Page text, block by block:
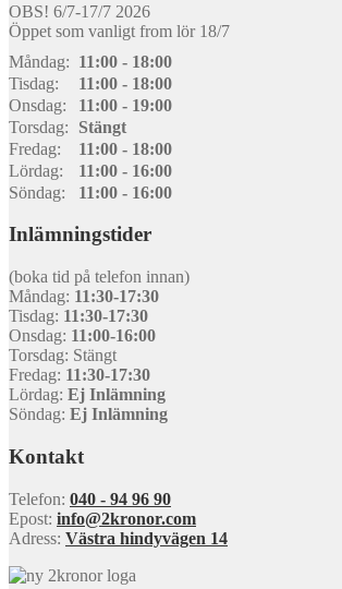
OBS! 6/7-17/7 2026
Öppet som vanligt from lör 18/7
Måndag: 11:00 - 18:00
Tisdag:
11:00 - 18:00
Onsdag:
11:00 - 19:00
Torsdag:
Stängt
Fredag:
11:00 - 18:00
Lördag:
11:00 - 16:00
Söndag:
11:00 - 16:00
Inlämningstider
(boka tid på telefon innan)
Måndag: 11:30-17:30
Tisdag: 11:30-17:30
Onsdag: 11:00-16:00
Torsdag: Stängt
Fredag: 11:30-17:30
Lördag: Ej Inlämning
Söndag: Ej Inlämning
Kontakt
Telefon: 040 - 94 96 90
Epost: info@2kronor.com
Adress: Västra hindyvägen 14